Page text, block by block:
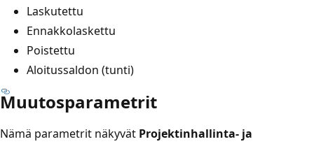
Laskutettu
Ennakkolaskettu
Poistettu
Aloitussaldon (tunti)
Muutosparametrit
Nämä parametrit näkyvät Projektinhallinta- ja